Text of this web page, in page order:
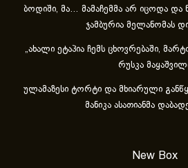
ბოდიში, მა… მამაჩემმა არ იცოდა და
ჯამბურია მელანომას
„ახა­ლი ეტა­პია ჩემს ცხოვ­რე­ბა­ში,
რუსკა
ულამაზესი ტორტი და მხიარული
მანიკა ასათიანმა
New Box